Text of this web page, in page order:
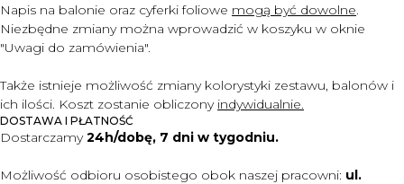
Napis na balonie oraz cyferki foliowe mogą być dowolne.
Niezbędne zmiany można wprowadzić w koszyku w oknie
"Uwagi do zamówienia".
Także istnieje możliwość zmiany kolorystyki zestawu, balonów i
ich ilości. Koszt zostanie obliczony indywidualnie.
DOSTAWA I PŁATNOŚĆ
Dostarczamy24h/dobę, 7 dni w tygodniu.
Możliwość odbioru osobistego obok naszej pracowni: ul.